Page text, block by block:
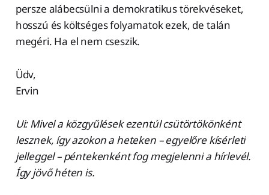
persze alábecsülni a demokratikus törekvéseket,
hosszú és költséges folyamatok ezek, de talán
megéri. Ha el nem cseszik.
Üdv,
Ervin
Ui: Mivel a közgyűlések ezentúl csütörtökönként
lesznek, így azokon a heteken – egyelőre kísérleti
jelleggel – péntekenként fog megjelenni a hírlevél.
Így jövő héten is.